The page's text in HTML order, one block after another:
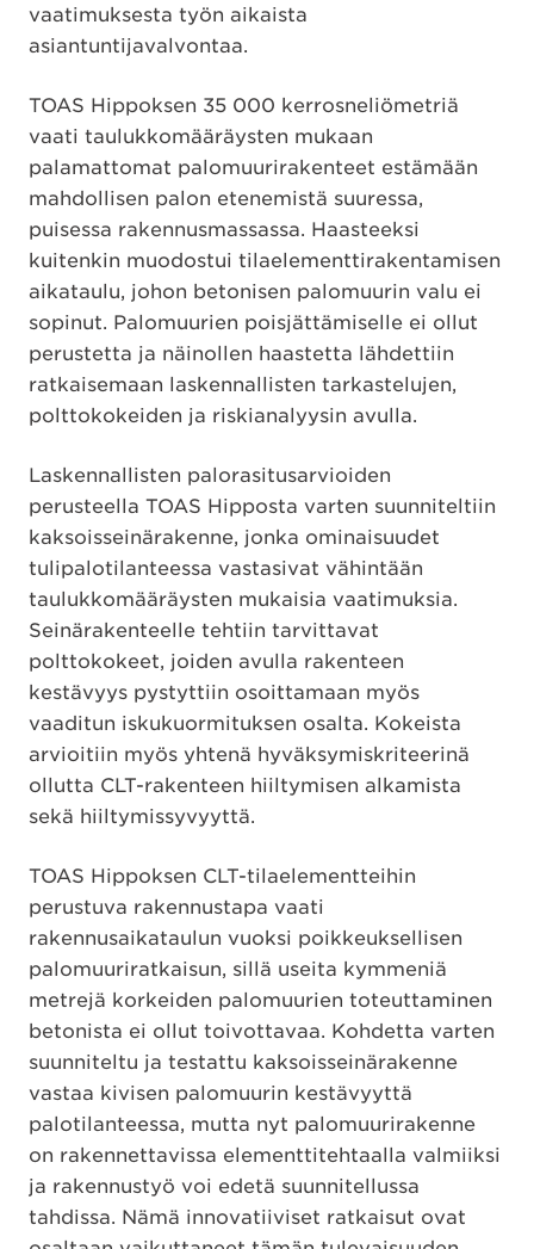
vaatimuksesta työn aikaista
asiantuntijavalvontaa.
TOAS Hippoksen 35 000 kerrosneliömetriä
vaati taulukkomääräysten mukaan
palamattomat palomuurirakenteet estämään
mahdollisen palon etenemistä suuressa,
puisessa rakennusmassassa. Haasteeksi
kuitenkin muodostui tilaelementtirakentamisen
aikataulu, johon betonisen palomuurin valu ei
sopinut. Palomuurien poisjättämiselle ei ollut
perustetta ja näinollen haastetta lähdettiin
ratkaisemaan laskennallisten tarkastelujen,
polttokokeiden ja riskianalyysin avulla.
Laskennallisten palorasitusarvioiden
perusteella TOAS Hipposta varten suunniteltiin
kaksoisseinärakenne, jonka ominaisuudet
tulipalotilanteessa vastasivat vähintään
taulukkomääräysten mukaisia vaatimuksia.
Seinärakenteelle tehtiin tarvittavat
polttokokeet, joiden avulla rakenteen
kestävyys pystyttiin osoittamaan myös
vaaditun iskukuormituksen osalta. Kokeista
arvioitiin myös yhtenä hyväksymiskriteerinä
ollutta CLT-rakenteen hiiltymisen alkamista
sekä hiiltymissyvyyttä.
TOAS Hippoksen CLT-tilaelementteihin
perustuva rakennustapa vaati
rakennusaikataulun vuoksi poikkeuksellisen
palomuuriratkaisun, sillä useita kymmeniä
metrejä korkeiden palomuurien toteuttaminen
betonista ei ollut toivottavaa. Kohdetta varten
suunniteltu ja testattu kaksoisseinärakenne
vastaa kivisen palomuurin kestävyyttä
palotilanteessa, mutta nyt palomuurirakenne
on rakennettavissa elementtitehtaalla valmiiksi
ja rakennustyö voi edetä suunnitellussa
tahdissa. Nämä innovatiiviset ratkaisut ovat